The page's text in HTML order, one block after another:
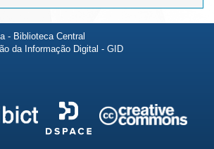
- Biblioteca Central
da Informação Digital - GID